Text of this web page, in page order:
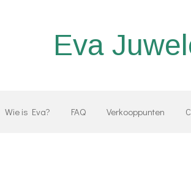
Eva
Wie is Eva? FAQ Verkooppunten